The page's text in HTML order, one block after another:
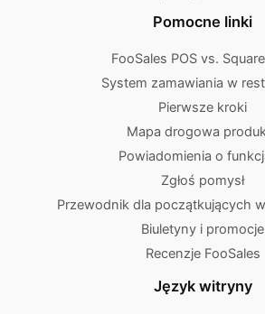
Pomocne linki
FooSales POS vs.
System zamawiania w
Pierwsze kroki
Mapa drogowa
Powiadomienia o
Zgłoś pomysł
Przewodnik dla początkujących
Biuletyny i promocje
Recenzje FooSales
Język witryny